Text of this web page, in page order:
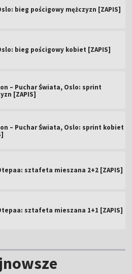
bieg pościgowy mężczyzn [ZAPIS]
bieg pościgowy kobiet [ZAPIS]
– Puchar Świata, Oslo: sprint
[ZAPIS]
– Puchar Świata, Oslo: sprint kobiet
sztafeta mieszana 2+2 [ZAPIS]
sztafeta mieszana 1+1 [ZAPIS]